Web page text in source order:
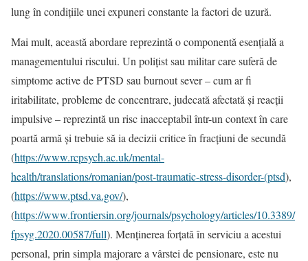
lung în condițiile unei expuneri constante la factori de uzură.
Mai mult, această abordare reprezintă o componentă esențială a
managementului riscului. Un polițist sau militar care suferă de
simptome active de PTSD sau burnout sever – cum ar fi
iritabilitate, probleme de concentrare, judecată afectată și reacții
impulsive – reprezintă un risc inacceptabil într-un context în care
poartă armă și trebuie să ia decizii critice în fracțiuni de secundă
(https://www.rcpsych.ac.uk/mental-
health/translations/romanian/post-traumatic-stress-disorder-(ptsd),
(https://www.ptsd.va.gov/),
(https://www.frontiersin.org/journals/psychology/articles/10.3389/
fpsyg.2020.00587/full). Menținerea forțată în serviciu a acestui
personal, prin simpla majorare a vârstei de pensionare, este nu